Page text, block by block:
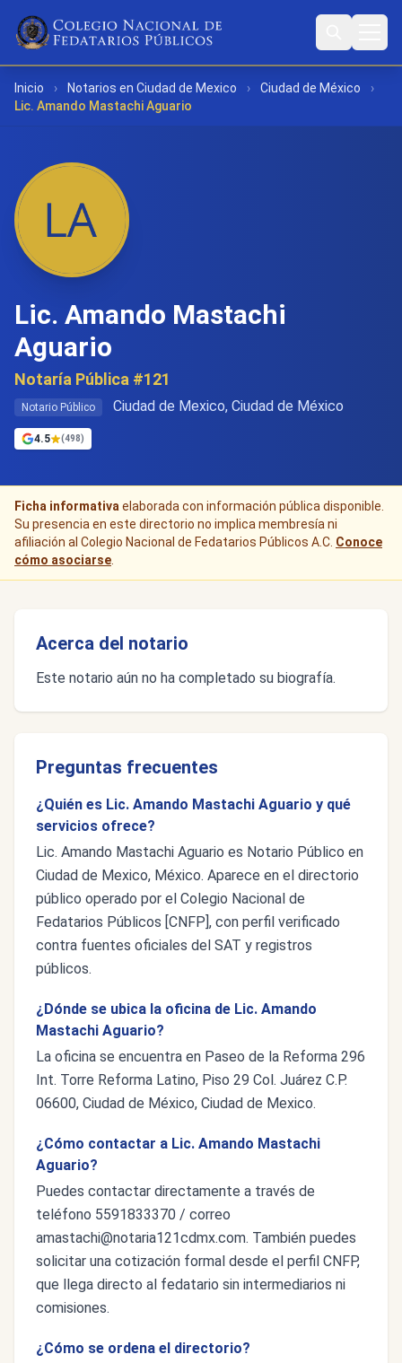
Inicio › Notarios en Ciudad de Mexico › Ciudad de México
›
Lic. Amando Mastachi Aguario
Lic. Amando Mastachi
Aguario
Notaría Pública #121
Notario Público Ciudad de Mexico, Ciudad de México
4.5 (498)
Ficha informativa elaborada con información pública disponible.
Su presencia en este directorio no implica membresía ni
afiliación al Colegio Nacional de Fedatarios Públicos A.C. Conoce
cómo asociarse
Acerca del notario
Este notario aún no ha completado su biografía.
Preguntas frecuentes
¿Quién es Lic. Amando Mastachi Aguario y qué
servicios ofrece?
Lic. Amando Mastachi Aguario es Notario Público en
Ciudad de Mexico, México. Aparece en el directorio
público operado por el Colegio Nacional de
Fedatarios Públicos [CNFP], con perfil verificado
contra fuentes oficiales del SAT y registros
públicos.
¿Dónde se ubica la oficina de Lic. Amando
Mastachi Aguario?
La oficina se encuentra en Paseo de la Reforma 296
Int. Torre Reforma Latino, Piso 29 Col. Juárez C.P.
06600, Ciudad de México, Ciudad de Mexico.
¿Cómo contactar a Lic. Amando Mastachi
Aguario?
Puedes contactar directamente a través de
teléfono 5591833370 / correo
amastachi@notaria121cdmx.com. También puedes
solicitar una cotización formal desde el perfil CNFP,
que llega directo al fedatario sin intermediarios ni
comisiones.
¿Cómo se ordena el directorio?